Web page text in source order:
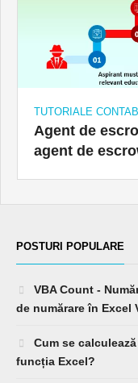
TUTORIALE
Agent de
agent de
POSTURI POPULARE
VBA Count -
de numărare în Excel
Cum se
funcția Excel?